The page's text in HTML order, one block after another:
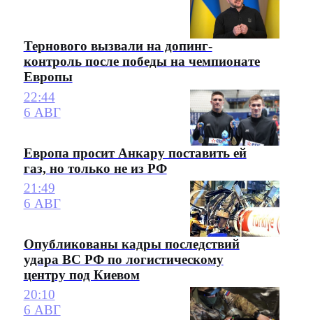
Тернового вызвали на допинг-
контроль после победы на чемпионате
Европы
22:44
6 АВГ
Европа просит Анкару поставить ей
газ, но только не из РФ
21:49
6 АВГ
Опубликованы кадры последствий
удара ВС РФ по логистическому
центру под Киевом
20:10
6 АВГ